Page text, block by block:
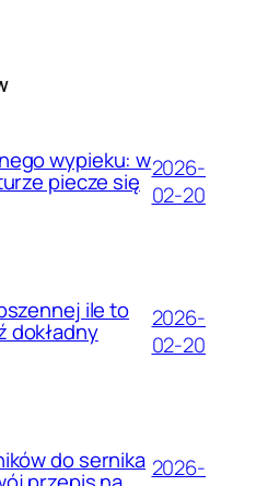
wypieku: w
piecze się 2026-
02-20
ile to
dokładny
2026-
02-20
do sernika 2026-